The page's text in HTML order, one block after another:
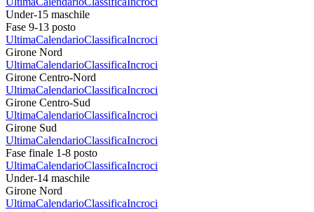
Under-15 maschile
Fase 9-13 posto
UltimaCalendarioClassificaIncroci
Girone Nord
UltimaCalendarioClassificaIncroci
Girone Centro-Nord
UltimaCalendarioClassificaIncroci
Girone Centro-Sud
UltimaCalendarioClassificaIncroci
Girone Sud
UltimaCalendarioClassificaIncroci
Fase finale 1-8 posto
UltimaCalendarioClassificaIncroci
Under-14 maschile
Girone Nord
UltimaCalendarioClassificaIncroci